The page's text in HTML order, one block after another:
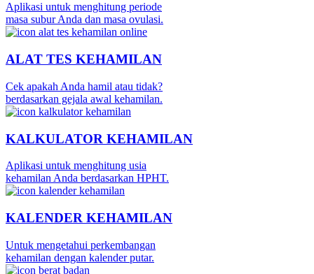
Aplikasi untuk menghitung periode
masa subur Anda dan masa ovulasi.
ALAT TES KEHAMILAN
Cek apakah Anda hamil atau tidak?
berdasarkan gejala awal kehamilan.
KALKULATOR KEHAMILAN
Aplikasi untuk menghitung usia
kehamilan Anda berdasarkan HPHT.
KALENDER KEHAMILAN
Untuk mengetahui perkembangan
kehamilan dengan kalender putar.